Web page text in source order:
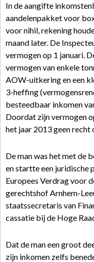
In de aangifte
aandelenpakket voor
voor nihil, rekening
maand later. De
vermogen op 1 januari.
vermogen van enkele
AOW-uitkering en een
3-heffing
besteedbaar inkomen
Doordat zijn vermogen
het jaar 2013 geen recht
De man was het met de
en startte een juridische
Europees Verdrag voor
gerechtshof Arnhem-
staatssecretaris van
cassatie bij de Hoge
Dat de man een groot
zijn inkomen zelfs